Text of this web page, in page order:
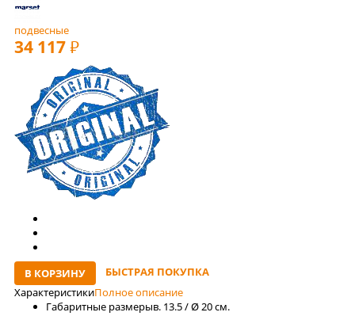
подвесные
34 117 РУБ
В КОРЗИНУ
БЫСТРАЯ ПОКУПКА
ХарактеристикиПолное описание
Габаритные размерыв. 13.5 / Ø 20 см.